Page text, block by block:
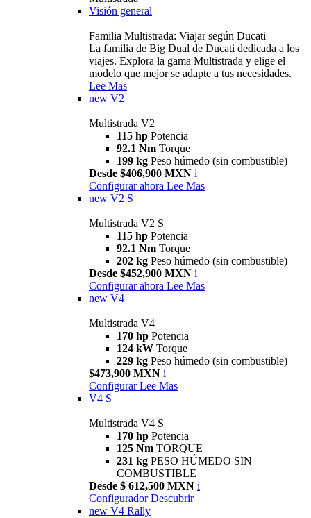
Visión general
Familia Multistrada: Viajar según Ducati
La familia de Big Dual de Ducati dedicada a los
viajes. Explora la gama Multistrada y elige el
modelo que mejor se adapte a tus necesidades.
Lee Mas
new V2
Multistrada V2
115 hp Potencia
92.1 Nm Torque
199 kg Peso húmedo (sin combustible)
Desde $406,900 MXN i
Configurar ahora Lee Mas
new V2 S
Multistrada V2 S
115 hp Potencia
92.1 Nm Torque
202 kg Peso húmedo (sin combustible)
Desde $452,900 MXN i
Configurar ahora Lee Mas
new V4
Multistrada V4
170 hp Potencia
124 kW Torque
229 kg Peso húmedo (sin combustible)
$473,900 MXN i
Configurar Lee Mas
V4 S
Multistrada V4 S
170 hp Potencia
125 Nm TORQUE
231 kg PESO HÚMEDO SIN
COMBUSTIBLE
Desde $ 612,500 MXN i
Configurador Descubrir
new V4 Rally